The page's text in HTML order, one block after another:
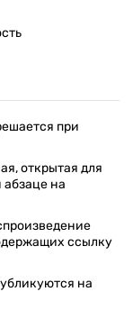
при
открытая для
на
ссылку
на